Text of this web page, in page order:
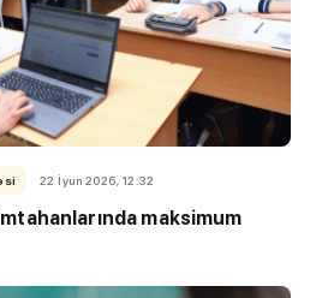
22 İyun 2026, 12:32
maksimum